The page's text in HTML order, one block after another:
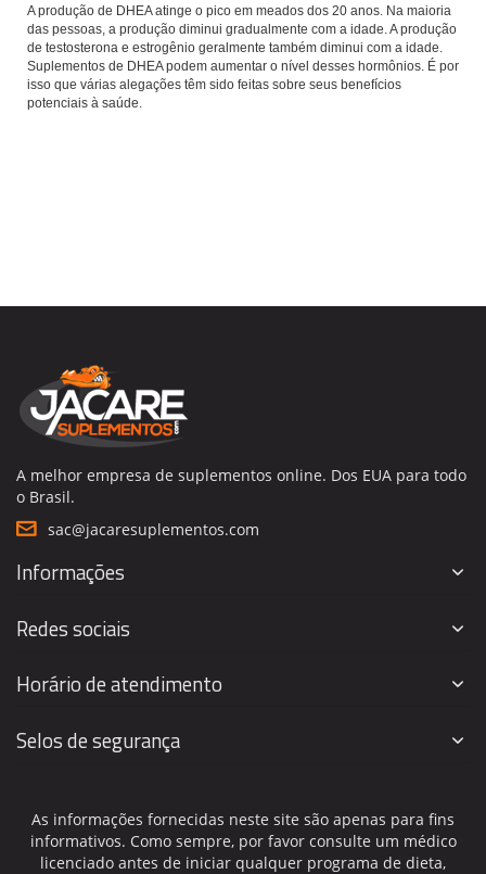
A produção de DHEA atinge o pico em meados dos 20 anos. Na maioria
das pessoas, a produção diminui gradualmente com a idade. A produção
de testosterona e estrogênio geralmente também diminui com a idade.
Suplementos de DHEA podem aumentar o nível desses hormônios. É por
isso que várias alegações têm sido feitas sobre seus benefícios
potenciais à saúde.
A melhor empresa de suplementos online. Dos EUA para todo
o Brasil.
sac@jacaresuplementos.com
Informações
Redes sociais
Horário de atendimento
Selos de segurança
As informações fornecidas neste site são apenas para fins
informativos. Como sempre, por favor consulte um médico
licenciado antes de iniciar qualquer programa de dieta,